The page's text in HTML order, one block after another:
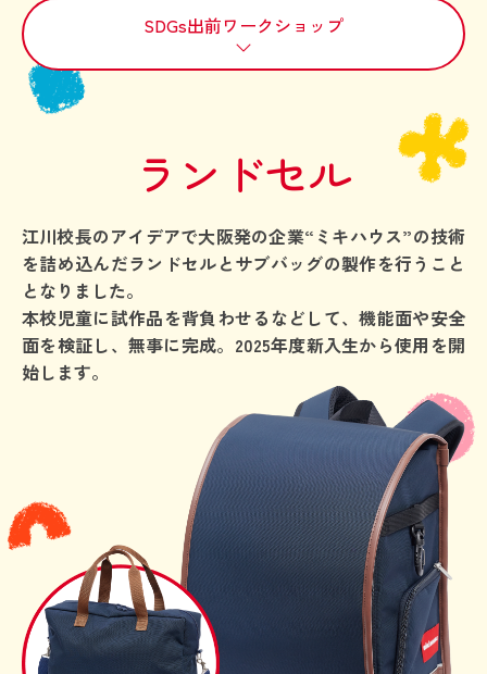
SDGs出前ワークショップ
ランドセル
江川校長のアイデアで大阪発の企業“ミキハウス”の技術
を詰め込んだランドセルとサブバッグの製作を行うこと
となりました。
本校児童に試作品を背負わせるなどして、機能面や安全
面を検証し、無事に完成。2025年度新入生から使用を開
始します。